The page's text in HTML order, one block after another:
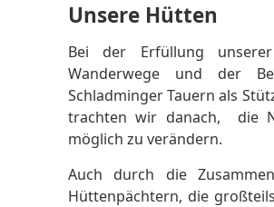
Unsere Hütten
Bei der Erfüllung
Wanderwege und der
Schladminger Tauern als
trachten wir danach, die
möglich zu verändern.
Auch durch die
Hüttenpächtern, die